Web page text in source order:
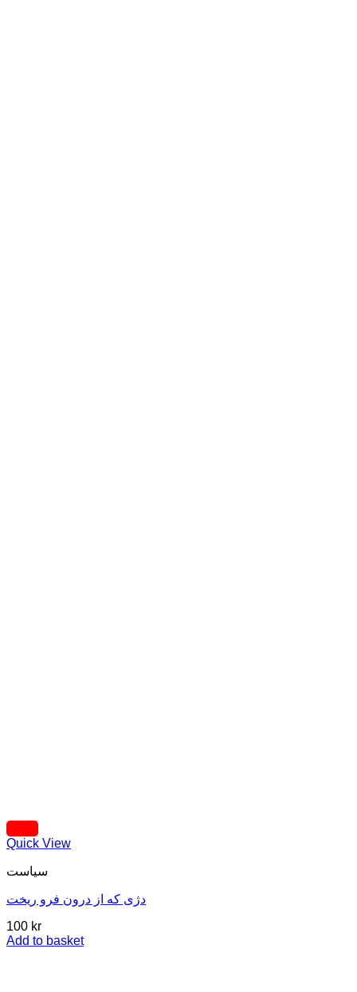
Quick View
سیاست
دژی که از درون فرو ریخت
100 kr
Add to basket